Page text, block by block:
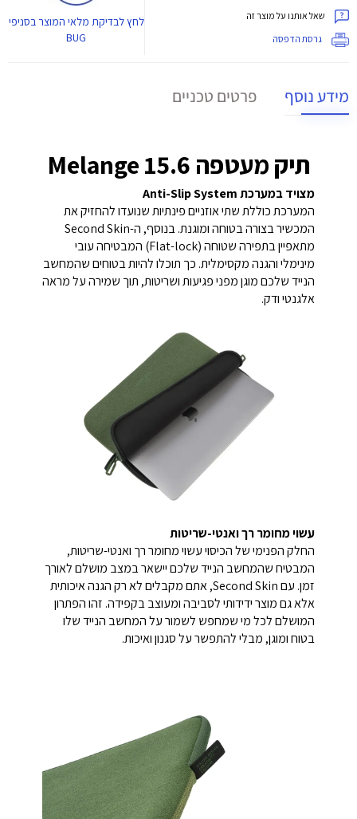
שאל אותנו על מוצר זה
גרסת הדפסה
לחץלבדיקת מלאי המוצר בסניפי
BUG
מידע נוסף פרטים טכניים
תיק מעטפה Melange 15.6
מצויד במערכת Anti-Slip System
המערכת כוללת שתי אוזניים פינתיות שנועדו להחזיק את
המכשיר בצורה בטוחה ומוגנת. בנוסף, ה-Second Skin
מתאפיין בתפירה שטוחה (Flat-lock) המבטיחה עובי
מינימלי והגנה מקסימלית. כך תוכלו להיות בטוחים שהמחשב
הנייד שלכם מוגן מפני פגיעות ושריטות, תוך שמירה על מראה
אלגנטי ודק.
עשוי מחומר רך ואנטי-שריטות
החלק הפנימי של הכיסוי עשוי מחומר רך ואנטי-שריטות,
המבטיח שהמחשב הנייד שלכם יישאר במצב מושלם לאורך
זמן. עם Second Skin, אתם מקבלים לא רק הגנה איכותית
אלא גם מוצר ידידותי לסביבה ומעוצב בקפידה. זהו הפתרון
המושלם לכל מי שמחפש לשמור על המחשב הנייד שלו
בטוח ומוגן, מבלי להתפשר על סגנון ואיכות.